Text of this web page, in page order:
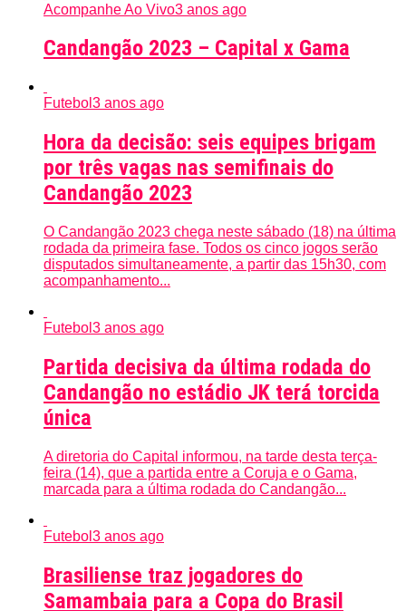
Acompanhe Ao Vivo3 anos ago
Candangão 2023 – Capital x Gama
Futebol 3 anos ago
Hora da decisão: seis equipes brigam
por três vagas nas semifinais do
Candangão 2023
O Candangão 2023 chega neste sábado (18) na última
rodada da primeira fase. Todos os cinco jogos serão
disputados simultaneamente, a partir das 15h30, com
acompanhamento...
Futebol 3 anos ago
Partida decisiva da última rodada do
Candangão no estádio JK terá torcida
única
A diretoria do Capital informou, na tarde desta terça-
feira (14), que a partida entre a Coruja e o Gama,
marcada para a última rodada do Candangão...
Futebol 3 anos ago
Brasiliense traz jogadores do
Samambaia para a Copa do Brasil